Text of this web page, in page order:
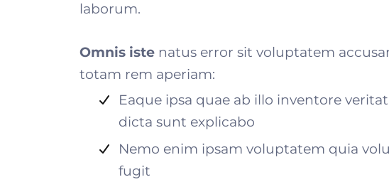
laborum.
Omnis iste natus error sit voluptatem
totam rem aperiam:
Eaque ipsa quae ab illo inventore
dicta sunt explicabo
Nemo enim ipsam voluptatem quia
fugit